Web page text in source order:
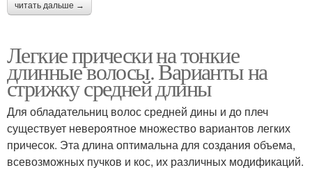
читать дальше →
Легкие прически на тонкие
длинные волосы. Варианты на
стрижку средней длины
Для обладательниц волос средней дины и до плеч
существует невероятное множество вариантов легких
причесок. Эта длина оптимальна для создания объема,
всевозможных пучков и кос, их различных модификаций.